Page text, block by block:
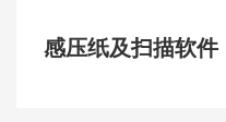
感压纸及扫描软件